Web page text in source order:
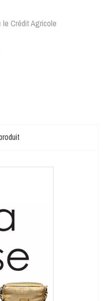
le Crédit Agricole